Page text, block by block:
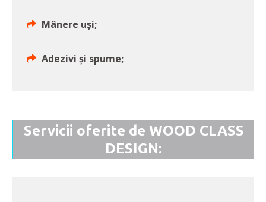
Mânere uși;
Adezivi și spume;
Servicii oferite de WOOD CLASS
DESIGN: